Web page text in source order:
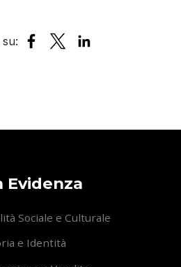
Evidenza
Sociale e Culturale
e Identità